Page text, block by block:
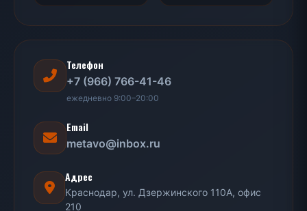
Телефон
+7 (966) 766-41-46
ежедневно 9:00–20:00
Email
metavo@inbox.ru
Адрес
Краснодар, ул. Дзержинского 110А, офис
210